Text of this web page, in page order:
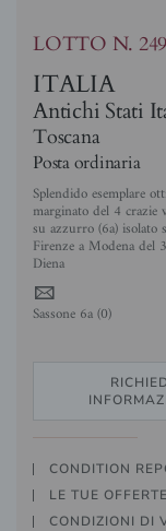
LOTTO N.
ITALIA
Antichi Stati
Toscana
Posta ordinaria
Splendido esemplare
marginato del 4 crazie
su azzurro (6a) isolato
Firenze a Modena del
Diena
4
Sassone 6a (0)
CONDITION
LE TUE OFFERTE
CONDIZIONI DI